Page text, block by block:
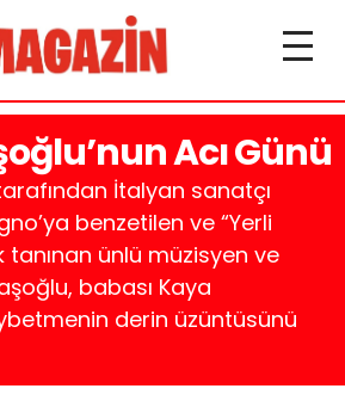
Acı Günü
İtalyan sanatçı
benzetilen ve “Yerli
ünlü müzisyen ve
babası Kaya
derin üzüntüsünü